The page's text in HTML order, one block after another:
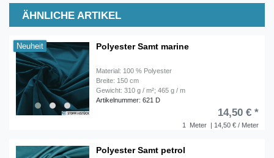
ÄHNLICHE ARTIKEL
Neuheit Polyester Samt marine
Material: 100 % Polyester
Breite: 150 cm
Gewicht: 310 g / m²; 465 g / m
Artikelnummer: 621 D
1 Meter | 14,50 € / Meter
14,50 € *
Polyester Samt petrol